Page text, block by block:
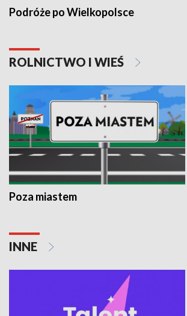
Podróże po Wielkopolsce
ROLNICTWO I WIEŚ
Poza miastem
INNE